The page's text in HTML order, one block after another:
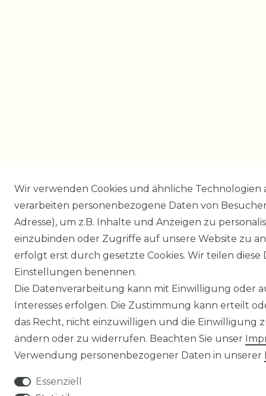
Wir verwenden Cookies und ähnliche
verarbeiten personenbezogene Daten von
Adresse), um z.B. Inhalte und Anzeigen zu
einzubinden oder Zugriffe auf unsere Website zu
erfolgt erst durch gesetzte Cookies. Wir teilen
Einstellungen benennen.
Die Datenverarbeitung kann mit Einwilligung oder
Interesses erfolgen. Die Zustimmung kann erteilt
das Recht, nicht einzuwilligen und die Einwilligung
ändern oder zu widerrufen. Beachten Sie unser
Verwendung personenbezogener Daten in unserer
Essenziell